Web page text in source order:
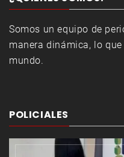
Somos un equipo de
manera dinámica, lo
mundo.
POLICIALES